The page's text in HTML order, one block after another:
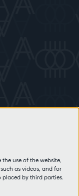
use of the website,
as videos, and for
placed by third parties.